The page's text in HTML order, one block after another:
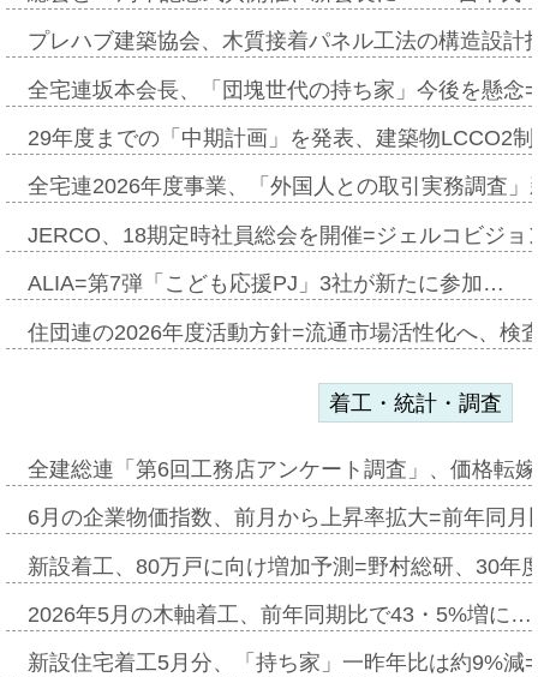
プレハブ建築協会、木質接着パネル工法の構造設
全宅連坂本会長、「団塊世代の持ち家」今後を懸
29年度までの「中期計画」を発表、建築物LCCO2
全宅連2026年度事業、「外国人との取引実務調査
JERCO、18期定時社員総会を開催=ジェルコビジ
ALIA=第7弾「こども応援PJ」3社が新たに参加…
住団連の2026年度活動方針=流通市場活性化へ、検
着工・統計・調査
全建総連「第6回工務店アンケート調査」、価格転
6月の企業物価指数、前月から上昇率拡大=前年同
新設着工、80万戸に向け増加予測=野村総研、30年
2026年5月の木軸着工、前年同期比で43・5%増に…
新設住宅着工5月分、「持ち家」一昨年比は約9%